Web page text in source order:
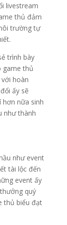
livestream
thủ đảm
trường tự
trình bày
game thủ
hoàn
ấy sẽ
hơn nữa sinh
như thành
như event
tài lộc đến
event ấy
quý
thủ biểu đạt